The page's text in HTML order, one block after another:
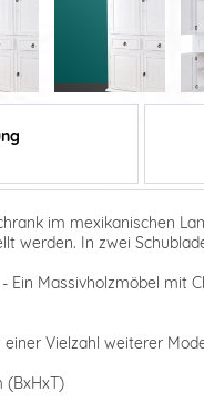
im mexikanischen
werden. In zwei
Ein Massivholzmöbel mit
Vielzahl weiterer
(BxHxT)